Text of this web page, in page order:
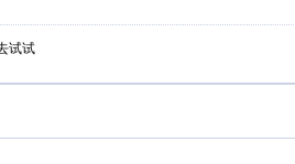
试试